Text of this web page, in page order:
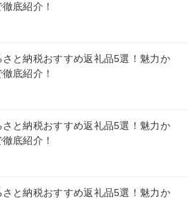
底紹介！
と納税おすすめ返礼品5選！魅力か
底紹介！
さと納税おすすめ返礼品5選！魅力か
底紹介！
と納税おすすめ返礼品5選！魅力か